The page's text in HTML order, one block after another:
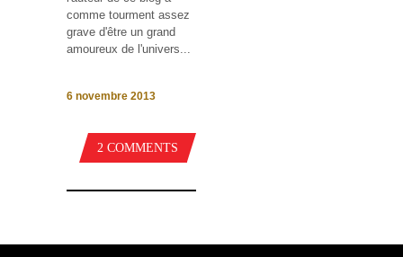
comme tourment assez
grave d'être un grand
amoureux de l'univers...
6 novembre 2013
2 COMMENTS